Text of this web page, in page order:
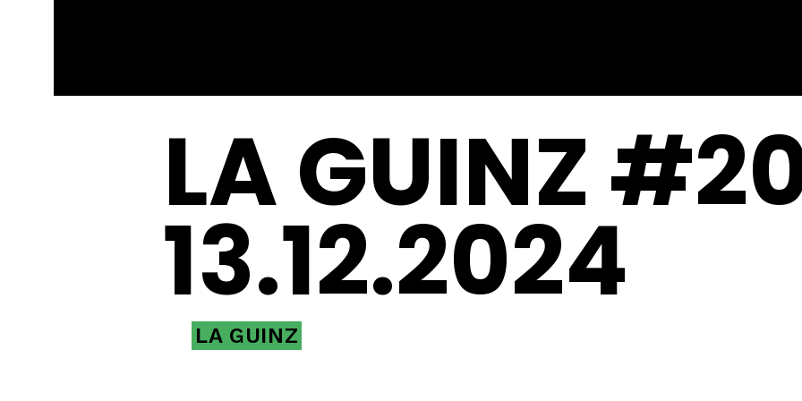
LA GUINZ
13.12.2024
LA GUINZ